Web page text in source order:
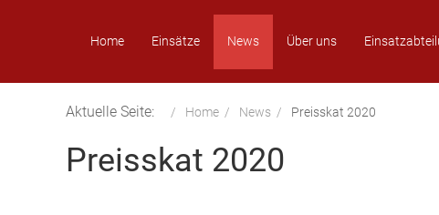
Home Einsätze News Über uns
Aktuelle Seite: Home News Preisskat 2020
Preisskat 2020